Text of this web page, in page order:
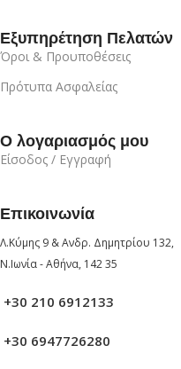
Εξυπηρέτηση Πελατών
Όροι & Προυποθέσεις
Πρότυπα Ασφαλείας
Ο λογαριασμός μου
Είσοδος / Εγγραφή
Επικοινωνία
Λ.Κύμης 9 & Ανδρ. Δημητρίου 132,
Ν.Ιωνία - Αθήνα, 142 35
+30 210 6912133
+30 6947726280